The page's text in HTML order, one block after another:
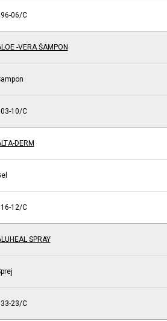
06/C
-VERA ŠAMPON
10/C
DERM
12/C
SPRAY
23/C